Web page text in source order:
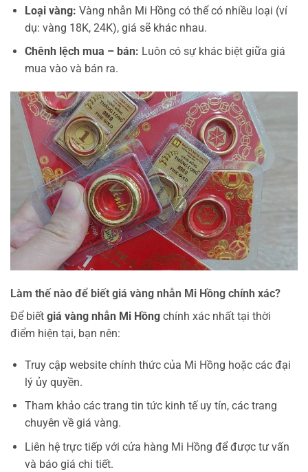
Loại vàng: Vàng nhẫn Mi Hồng có thể có nhiều loại (ví
dụ: vàng 18K, 24K), giá sẽ khác nhau.
Chênh lệch mua – bán: Luôn có sự khác biệt giữa giá
mua vào và bán ra.
Làm thế nào để biết giá vàng nhẫn Mi Hồng chính xác?
Để biết giá vàng nhẫn Mi Hồng chính xác nhất tại thời
điểm hiện tại, bạn nên:
Truy cập website chính thức của Mi Hồng hoặc các đại
lý ủy quyền.
Tham khảo các trang tin tức kinh tế uy tín, các trang
chuyên về giá vàng.
Liên hệ trực tiếp với cửa hàng Mi Hồng để được tư vấn
và báo giá chi tiết.